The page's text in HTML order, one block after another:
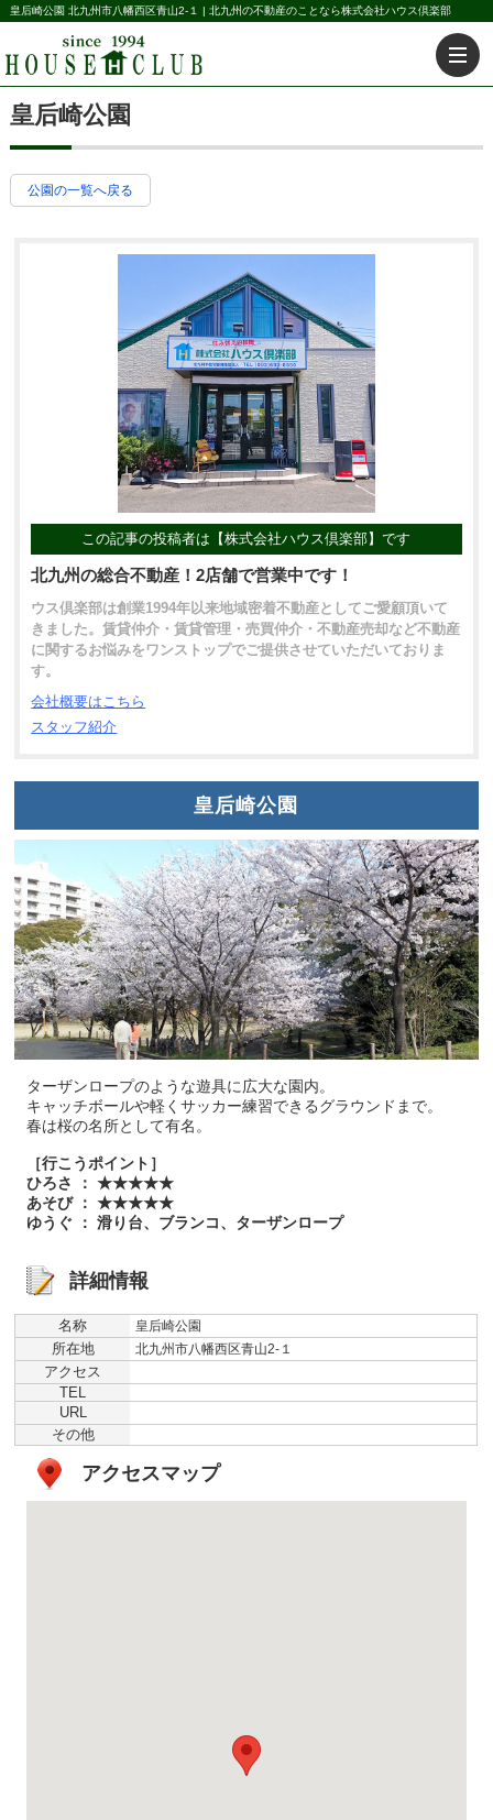
皇后崎公園 北九州市八幡西区青山2-１ | 北九州の不動産のことなら株式会社ハウス倶楽部
皇后崎公園
公園の一覧へ戻る
この記事の投稿者は【株式会社ハウス倶楽部】です
北九州の総合不動産！2店舗で営業中です！
ウス倶楽部は創業1994年以来地域密着不動産としてご愛顧頂いて
きました。賃貸仲介・賃貸管理・売買仲介・不動産売却など不動産
に関するお悩みをワンストップでご提供させていただいておりま
す。
会社概要はこちら
スタッフ紹介
皇后崎公園
ターザンロープのような遊具に広大な園内。
キャッチボールや軽くサッカー練習できるグラウンドまで。
春は桜の名所として有名。
［行こうポイント］
ひろさ ： ★★★★★
あそび ： ★★★★★
ゆうぐ ： 滑り台、ブランコ、ターザンロープ
詳細情報
名称 皇后崎公園
所在地 北九州市八幡西区青山2-１
アクセス
TEL
URL
その他
アクセスマップ